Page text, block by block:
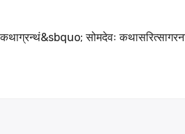
कथाग्रन्थं&sbquo; सोमदेवः